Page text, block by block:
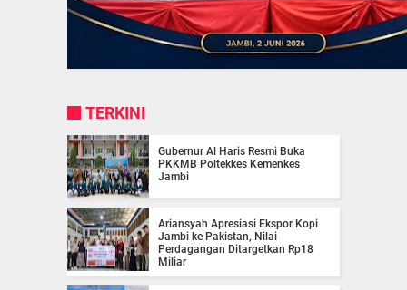
TERKINI
Gubernur Al Haris Resmi Buka
PKKMB Poltekkes Kemenkes
Jambi
Ariansyah Apresiasi Ekspor Kopi
Jambi ke Pakistan, Nilai
Perdagangan Ditargetkan Rp18
Miliar